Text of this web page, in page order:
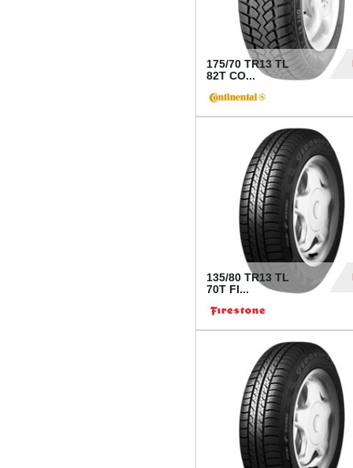
175/70 TR13 TL
82T CO...
135/80 TR13 TL
70T FI...